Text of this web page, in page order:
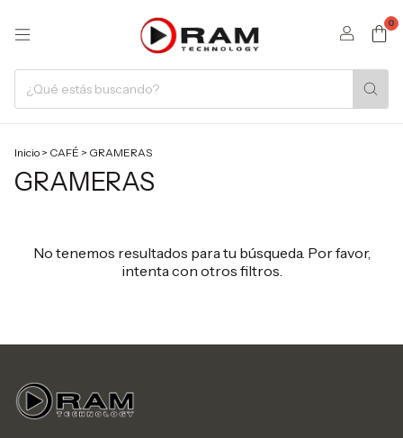
0
Inicio > CAFÉ > GRAMERAS
GRAMERAS
No tenemos resultados para tu búsqueda. Por favor,
intenta con otros filtros.